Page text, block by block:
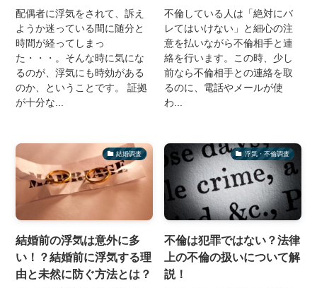
配偶者に浮気をされて、訴え
ようか迷っている間に随分と
時間が経ってしまっ
た・・・。そんな時に気にな
るのが、浮気にも時効がある
のか、ということです。 証拠
が十分な...
不倫している人は「絶対にバ
レてはいけない」と細心の注
意を払いながら不倫相手と連
絡を行います。この時、少し
前なら不倫相手との連絡を取
るのに、電話やメールが使
わ...
結婚調査
結婚前の浮気は意外に多
い！？結婚前に浮気する理
由と未然に防ぐ方法とは？
浮気・不倫調査
不倫は犯罪ではない？法律
上の不倫の扱いについて解
説！